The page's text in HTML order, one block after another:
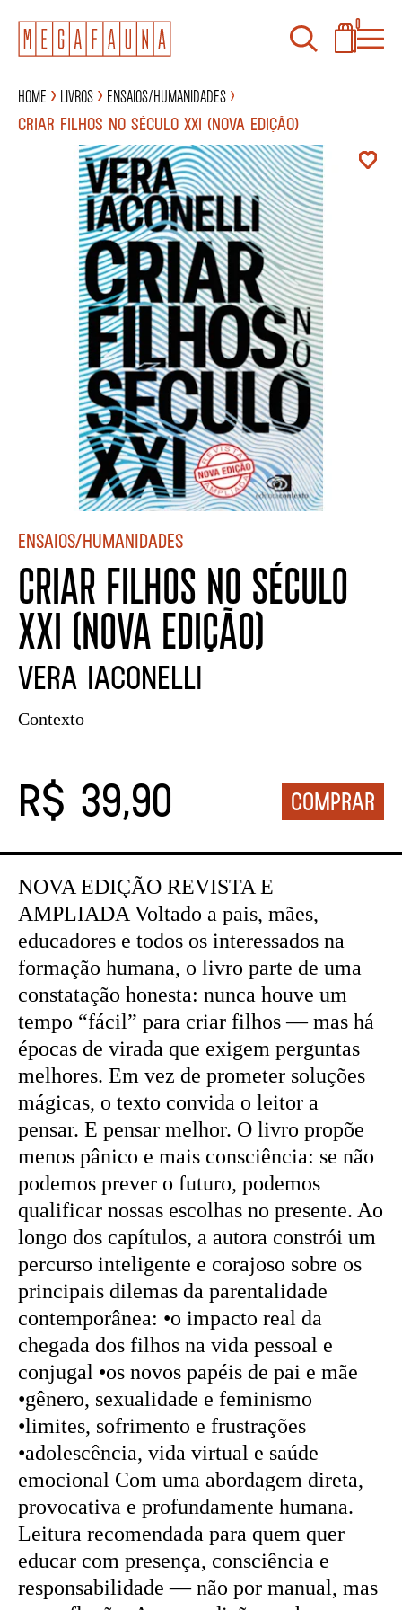
0
Home Livros
Ensaios/Humanidades
CRIAR FILHOS NO SÉCULO XXI (NOVA EDIÇÃO)
Ensaios/Humanidades
CRIAR FILHOS NO SÉCULO
XXI (NOVA EDIÇÃO)
Vera Iaconelli
Contexto
R$ 39,90
NOVA EDIÇÃO REVISTA E
AMPLIADA Voltado a pais, mães,
educadores e todos os interessados na
formação humana, o livro parte de uma
constatação honesta: nunca houve um
tempo “fácil” para criar filhos — mas há
épocas de virada que exigem perguntas
melhores. Em vez de prometer soluções
mágicas, o texto convida o leitor a
pensar. E pensar melhor. O livro propõe
menos pânico e mais consciência: se não
podemos prever o futuro, podemos
qualificar nossas escolhas no presente. Ao
longo dos capítulos, a autora constrói um
percurso inteligente e corajoso sobre os
principais dilemas da parentalidade
contemporânea: •o impacto real da
chegada dos filhos na vida pessoal e
conjugal •os novos papéis de pai e mãe
•gênero, sexualidade e feminismo
•limites, sofrimento e frustrações
•adolescência, vida virtual e saúde
emocional Com uma abordagem direta,
provocativa e profundamente humana.
Leitura recomendada para quem quer
educar com presença, consciência e
responsabilidade — não por manual, mas